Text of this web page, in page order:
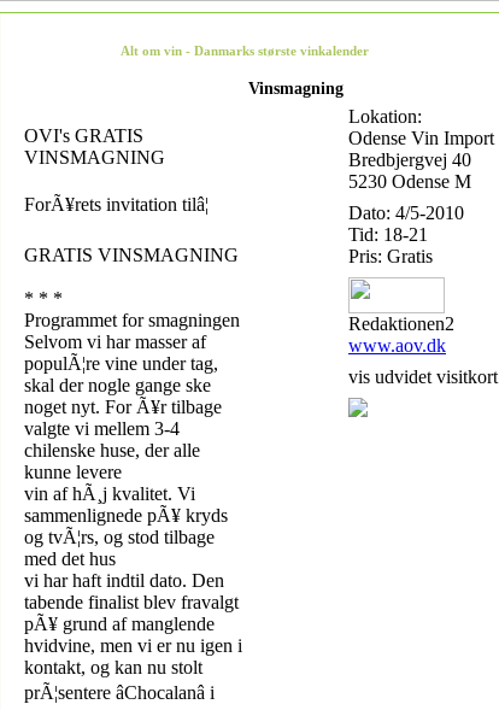
Alt om vin - Danmarks største vinkalender
Vinsmagning
OVI's GRATIS
VINSMAGNING
ForÃ¥rets invitation tilâ¦
GRATIS VINSMAGNING
* * *
Programmet for smagningen
Selvom vi har masser af
populÃ¦re vine under tag,
skal der nogle gange ske
noget nyt. For Ã¥r tilbage
valgte vi mellem 3-4
chilenske huse, der alle
kunne levere
vin af hÃ¸j kvalitet. Vi
sammenlignede pÃ¥ kryds
og tvÃ¦rs, og stod tilbage
med det hus
vi har haft indtil dato. Den
tabende finalist blev fravalgt
pÃ¥ grund af manglende
hvidvine, men vi er nu igen i
kontakt, og kan nu stolt
prÃ¦sentere âChocalanâ i
Lokation:
Odense Vin Import
Bredbjergvej 40
5230 Odense M
Dato: 4/5-2010
Tid: 18-21
Pris: Gratis
Redaktionen2
www.aov.dk
vis udvidet visitkort